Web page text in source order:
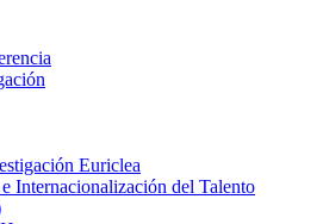
Euriclea
Internacionalización del Talento